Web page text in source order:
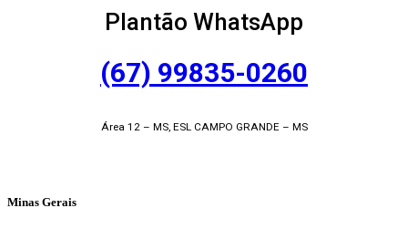
Plantão WhatsApp
(67) 99835-0260
Área 12 – MS, ESL CAMPO GRANDE – MS
Minas Gerais